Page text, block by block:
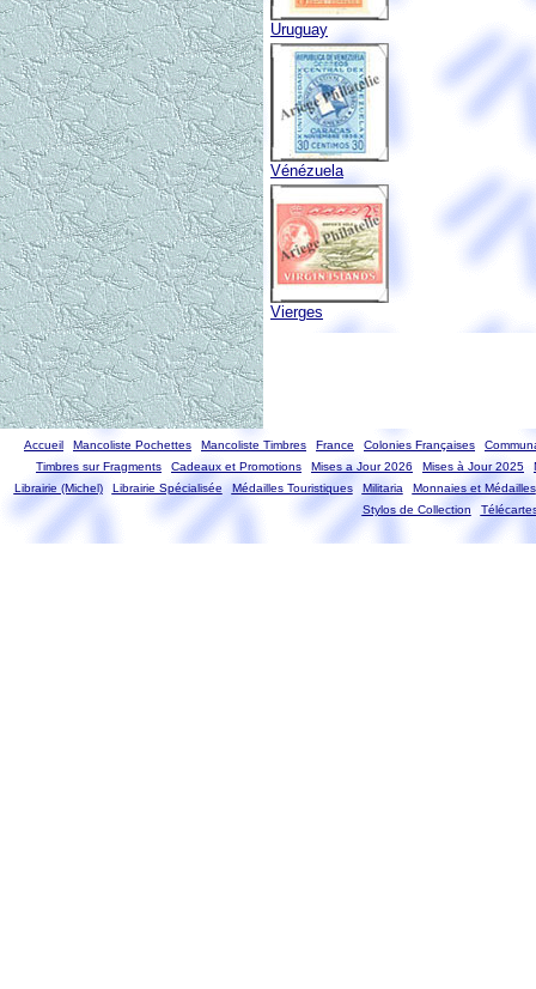
Uruguay
Vénézuela
Vierges
Accueil Mancoliste Pochettes Mancoliste Timbres France Colonies Françaises
Timbres sur Fragments
Cadeaux et Promotions Mises a Jour 2026 Mises à Jour 2025
Librairie (Michel)
Librairie Spécialisée Médailles Touristiques Militaria
Monnaies et Médailles
Stylos de Collection